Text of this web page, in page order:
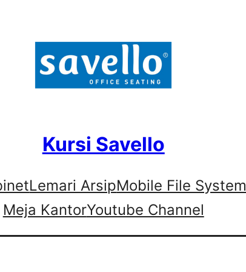
Kursi Savello
Lemari ArsipMobile File System
Meja KantorYoutube Channel